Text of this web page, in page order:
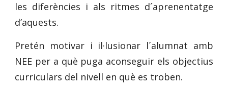
les diferències i als ritmes d´aprenentatge
d’aquests.
Pretén motivar i il·lusionar l´alumnat amb
NEE per a què puga aconseguir els objectius
curriculars del nivell en què es troben.